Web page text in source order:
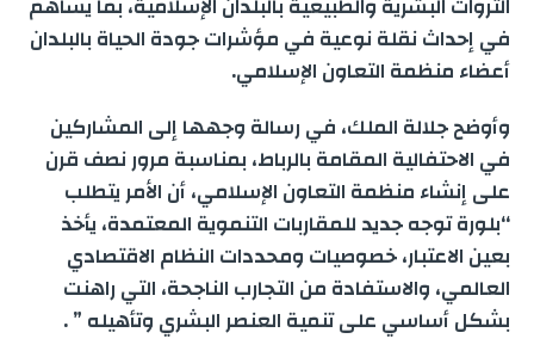
o
k
e
A
p
p
d
n
r
m
n
g
e
r
r
e
في إحداث نقلة نوعية في مؤشرات جودة الحياة بالبلدان
أعضاء منظمة التعاون الإسلامي.
وأوضح جلالة الملك، في رسالة وجهها إلى المشاركين
في الاحتفالية المقامة بالرباط، بمناسبة مرور نصف قرن
على إنشاء منظمة التعاون الإسلامي، أن الأمر يتطلب
“بلورة توجه جديد للمقاربات التنموية المعتمدة، يأخذ
بعين الاعتبار، خصوصيات ومحددات النظام الاقتصادي
العالمي، والاستفادة من التجارب الناجحة، التي راهنت
بشكل أساسي على تنمية العنصر البشري وتأهيله ” .